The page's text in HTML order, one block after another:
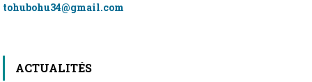
tohubohu34@gmail.com
ACTUALITÉS